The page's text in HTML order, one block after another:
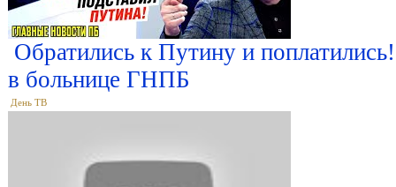
Обратились к Путину и
в больнице ГНПБ
День ТВ